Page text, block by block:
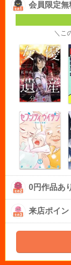
会員限定無
＼こ
0円作品あ
来店ポイン